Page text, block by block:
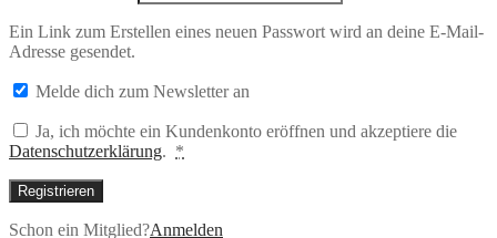
Ein Link zum Erstellen eines neuen Passwort wird an deine E-Mail-
Adresse gesendet.
Melde dich zum Newsletter an
Ja, ich möchte ein Kundenkonto eröffnen und akzeptiere die
Datenschutzerklärung. *
Registrieren
Schon ein Mitglied?Anmelden